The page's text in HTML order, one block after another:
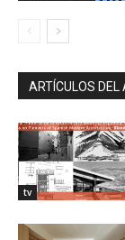
ARTÍCULOS DEL
tv